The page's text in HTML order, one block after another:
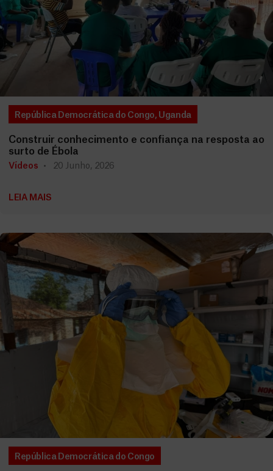
República Democrática do Congo, Uganda
Construir conhecimento e confiança na resposta ao
surto de Ébola
Vídeos 20 Junho, 2026
LEIA MAIS
República Democrática do Congo